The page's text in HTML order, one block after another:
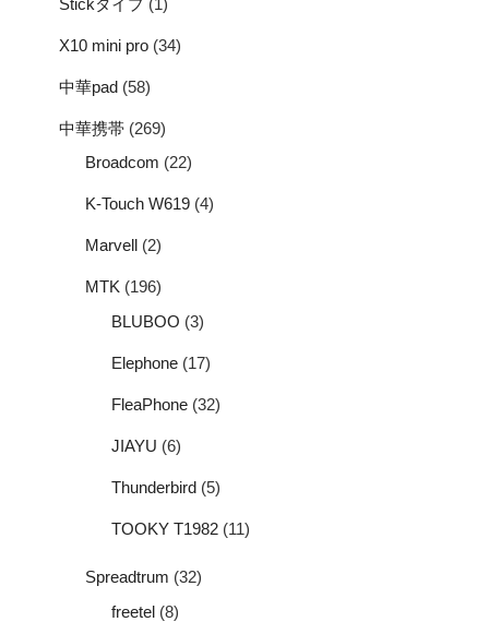
X10 mini pro (34)
中華pad (58)
中華携帯 (269)
Broadcom (22)
K-Touch W619 (4)
Marvell (2)
MTK (196)
BLUBOO (3)
Elephone (17)
FleaPhone (32)
JIAYU (6)
Thunderbird (5)
TOOKY T1982 (11)
Spreadtrum (32)
freetel (8)